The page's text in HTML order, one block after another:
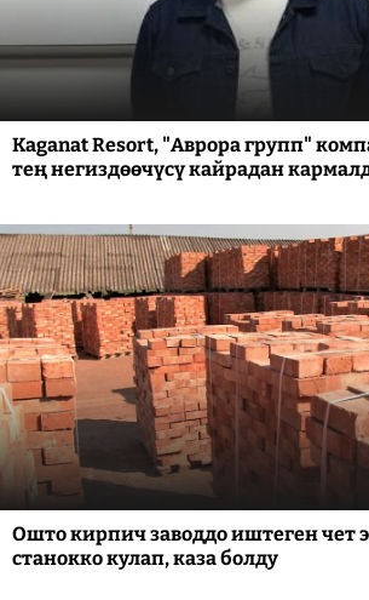
Kaganat Resort, "Аврора групп"
тең негиздөөчүсү кайрадан
Ошто кирпич заводдо иштеген чет
станокко кулап, каза болду